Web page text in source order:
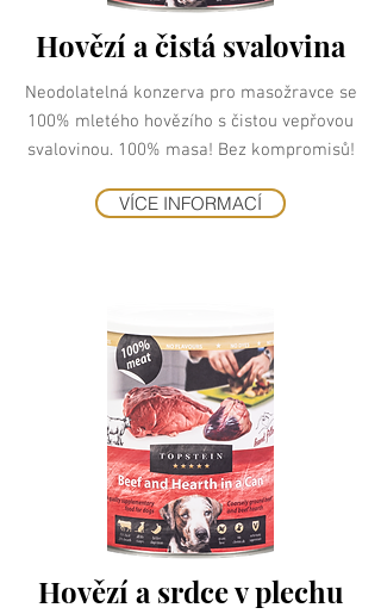
Hovězí a čistá svalovina
Neodolatelná konzerva pro masožravce se
100% mletého hovězího s čistou vepřovou
svalovinou. 100% masa! Bez kompromisů!
VÍCE INFORMACÍ
Hovězí a srdce v plechu